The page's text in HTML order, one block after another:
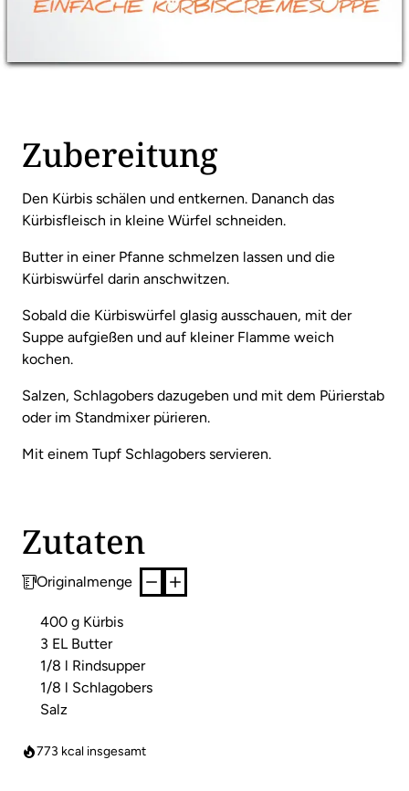
Zubereitung
Den Kürbis schälen und entkernen. Dananch das
Kürbisfleisch in kleine Würfel schneiden.
Butter in einer Pfanne schmelzen lassen und die
Kürbiswürfel darin anschwitzen.
Sobald die Kürbiswürfel glasig ausschauen, mit der
Suppe aufgießen und auf kleiner Flamme weich
kochen.
Salzen, Schlagobers dazugeben und mit dem Pürierstab
oder im Standmixer pürieren.
Mit einem Tupf Schlagobers servieren.
Zutaten
Originalmenge
400 g Kürbis
3 EL Butter
1/8 l Rindsupper
1/8 l Schlagobers
Salz
773 kcal insgesamt